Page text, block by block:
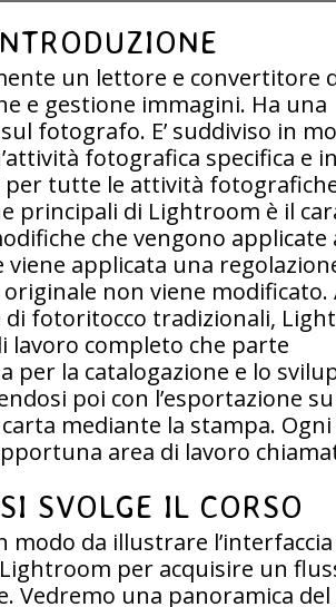
un lettore e convertitore
e gestione immagini. Ha una
fotografo. E’ suddiviso in
fotografica specifica e
tutte le attività
principali di Lightroom è il
che vengono applicate
applicata una
non viene modificato.
fotoritocco tradizionali,
lavoro completo che parte
per la catalogazione e lo
poi con l’esportazione
mediante la stampa. Ogni
area di lavoro
SVOLGE IL CORSO
modo da illustrare l’interfaccia
per acquisire un
Vedremo una panoramica